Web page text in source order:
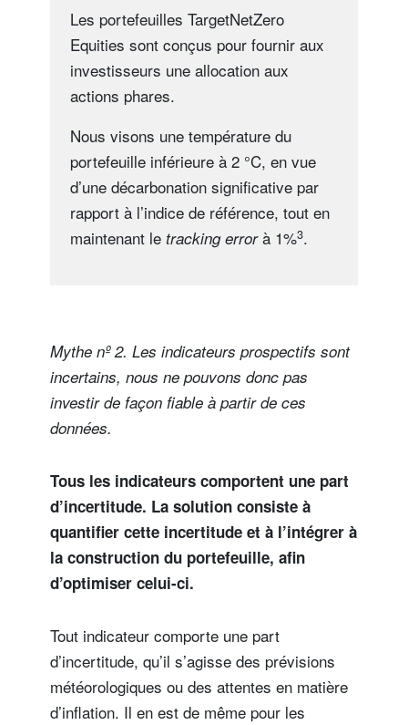
Les portefeuilles TargetNetZero
Equities sont conçus pour fournir aux
investisseurs une allocation aux
actions phares.
Nous visons une température du
portefeuille inférieure à 2 °C, en vue
d’une décarbonation significative par
rapport à l’indice de référence, tout en
maintenant le tracking errorà 1%3.
Mythe nº 2. Les indicateurs prospectifs sont
incertains, nous ne pouvons donc pas
investir de façon fiable à partir de ces
données.
Tous les indicateurs comportent une part
d’incertitude. La solution consiste à
quantifier cette incertitude et à l’intégrer à
la construction du portefeuille, afin
d’optimiser celui-ci.
Tout indicateur comporte une part
d’incertitude, qu’il s’agisse des prévisions
météorologiques ou des attentes en matière
d’inflation. Il en est de même pour les